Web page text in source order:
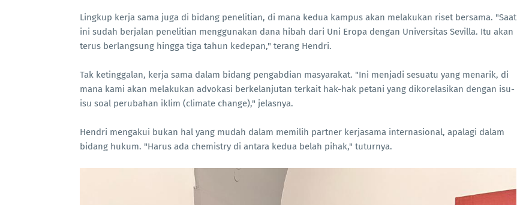
Lingkup kerja sama juga di bidang penelitian, di mana kedua kampus akan melakukan riset bersama. "Saat
ini sudah berjalan penelitian menggunakan dana hibah dari Uni Eropa dengan Universitas Sevilla. Itu akan
terus berlangsung hingga tiga tahun kedepan," terang Hendri.
Tak ketinggalan, kerja sama dalam bidang pengabdian masyarakat. "Ini menjadi sesuatu yang menarik, di
mana kami akan melakukan advokasi berkelanjutan terkait hak-hak petani yang dikorelasikan dengan isu-
isu soal perubahan iklim (climate change)," jelasnya.
Hendri mengakui bukan hal yang mudah dalam memilih partner kerjasama internasional, apalagi dalam
bidang hukum. "Harus ada chemistry di antara kedua belah pihak," tuturnya.